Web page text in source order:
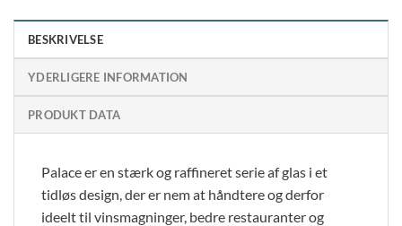
BESKRIVELSE
YDERLIGERE INFORMATION
PRODUKT DATA
Palace er en stærk og raffineret serie af glas i et
tidløs design, der er nem at håndtere og derfor
ideelt til vinsmagninger, bedre restauranter og